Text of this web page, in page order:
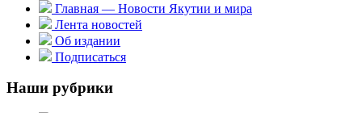
Главная — Новости Якутии и мира
Лента новостей
Об издании
Подписаться
Наши рубрики